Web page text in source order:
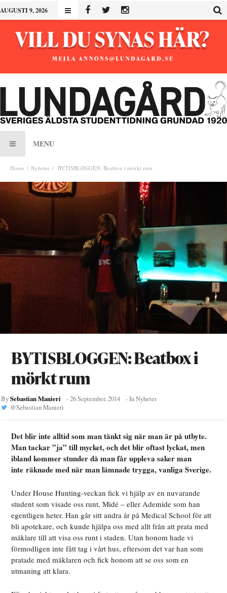
AUGUSTI 9, 2026
MENU
Home Nyheter BYTISBLOGGEN: Beatbox i mörkt rum
BYTISBLOGGEN: Beatbox i
mörkt rum
BySebastian Manieri -26 September, 2014 - InNyheter
@Sebastian Manieri
Det blir inte alltid som man tänkt sig när man är på utbyte.
Man tackar ”ja” till mycket, och det blir oftast lyckat, men
ibland kommer stunder då man får uppleva saker man
inte räknade med när man lämnade trygga, vanliga Sverige.
Under House Hunting-veckan fick vi hjälp av en nuvarande
student som visade oss runt, Midé – eller Ademide som han
egentligen heter. Han går sitt andra år på Medical School för att
bli apotekare, och kunde hjälpa oss med allt från att prata med
mäklare till att visa oss runt i staden. Utan honom hade vi
förmodligen inte fått tag i vårt hus, eftersom det var han som
pratade med mäklaren och fick honom att se oss som en
utmaning att klara.